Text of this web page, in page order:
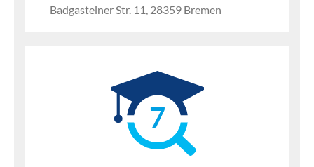
Badgasteiner Str. 11, 28359 Bremen
7